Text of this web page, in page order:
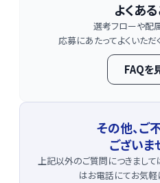
よくあ
選考フローや配
応募にあたってよくいただ
FAQを
その他、ご
ございま
上記以外のご質問につきまして
はお電話にてお気軽